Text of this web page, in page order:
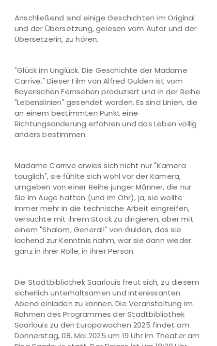
Anschließend sind einige Geschichten im Original
und der Übersetzung, gelesen vom Autor und der
Übersetzerin, zu hören.
"Glück im Unglück. Die Geschichte der Madame
Carrive." Dieser Film von Alfred Gulden ist vom
Bayerischen Fernsehen produziert und in der Reihe
"Lebenslinien" gesendet worden. Es sind Linien, die
an einem bestimmten Punkt eine
Richtungsänderung erfahren und das Leben völlig
anders bestimmen.
Madame Carrive erwies sich nicht nur "Kamera
tauglich", sie fühlte sich wohl vor der Kamera,
umgeben von einer Reihe junger Männer, die nur
Sie im Auge hatten (und im Ohr), ja, sie wollte
immer mehr in die technische Arbeit eingreifen,
versuchte mit ihrem Stock zu dirigieren, aber mit
einem "Shalom, General!" von Gulden, das sie
lachend zur Kenntnis nahm, war sie dann wieder
ganz in ihrer Rolle, in ihrer Person.
Die Stadtbibliothek Saarlouis freut sich, zu diesem
sicherlich unterhaltsamen und interessanten
Abend einladen zu können. Die Veranstaltung im
Rahmen des Programmes der Stadtbibliothek
Saarlouis zu den Europawochen 2025 findet am
Donnerstag, 08. Mai 2025 um 19 Uhr im Theater am